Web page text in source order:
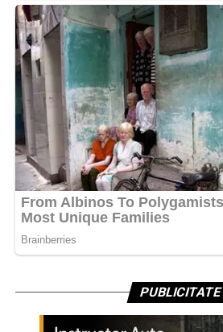
PUBLICITATE